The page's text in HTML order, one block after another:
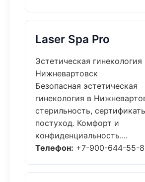
Laser Spa Pro
Эстетическая гинекология
Нижневартовск
Безопасная эстетическая
гинекология в
стерильность,
постуход. Комфорт и
конфиденциальность....
Телефон: +7-900-644-55-